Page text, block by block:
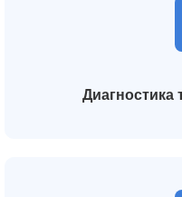
Диагностика